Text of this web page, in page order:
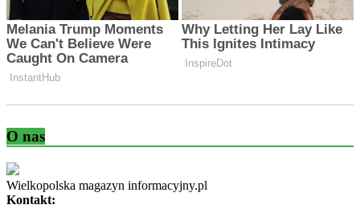
O nas
Wielkopolska magazyn informacyjny.pl
Kontakt: